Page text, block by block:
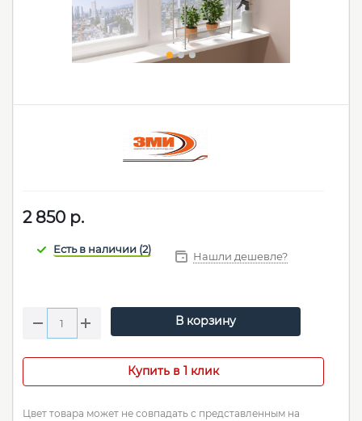
2 850 р.
Нашли дешевле?
В корзину
Купить в 1 клик
Цвет товара может не совпадать с представленным на